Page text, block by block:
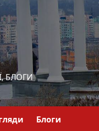
БЛОГИ
Блоги